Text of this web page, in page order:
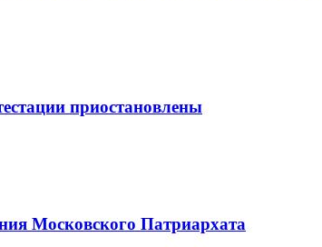
приостановлены
Московского Патриархата